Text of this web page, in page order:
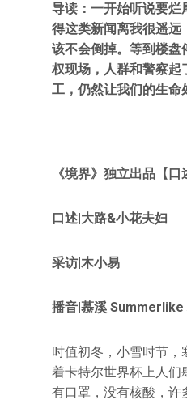
导读：一开始听说要烂
得这类新闻离我很遥远
该不会倒掉。等到楼盘
权现场，人群和警察起
工，仍然让我们的生命
《境界》独立出品【口
口述|大路&小花夫妇
采访|木小易
播音|慕溪
时值初冬，小雪时节
着卡特尔世界杯上人们
有口罩，没有核酸，许